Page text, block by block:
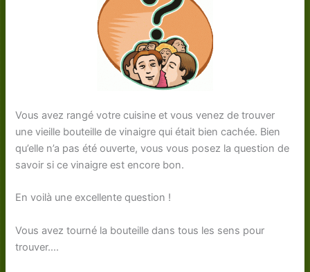
Vous avez rangé votre cuisine et vous venez de trouver
une vieille bouteille de vinaigre qui était bien cachée. Bien
qu’elle n’a pas été ouverte, vous vous posez la question de
savoir si ce vinaigre est encore bon.
En voilà une excellente question !
Vous avez tourné la bouteille dans tous les sens pour
trouver….